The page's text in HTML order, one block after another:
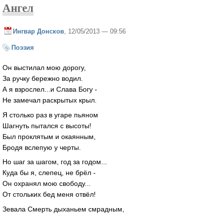
Ангел
Ингвар Донсков , 12/05/2013 — 09:56
Поэзия
Он выстилал мою дорогу,
За ручку бережно водил.
А я взрослел...и Слава Богу -
Не замечал раскрытых крыл.
Я столько раз в угаре пьяном
Шагнуть пытался с высоты!
Был проклятым и окаянным,
Бродя вслепую у черты.
Но шаг за шагом, год за годом...
Куда бы я, слепец, не брёл -
Он охранял мою свободу...
От стольких бед меня отвёл!
Зевала Смерть дыханьем смрадным,